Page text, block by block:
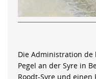
Die Administration de
Pegel an der Syre in
Roodt-Syre und einen